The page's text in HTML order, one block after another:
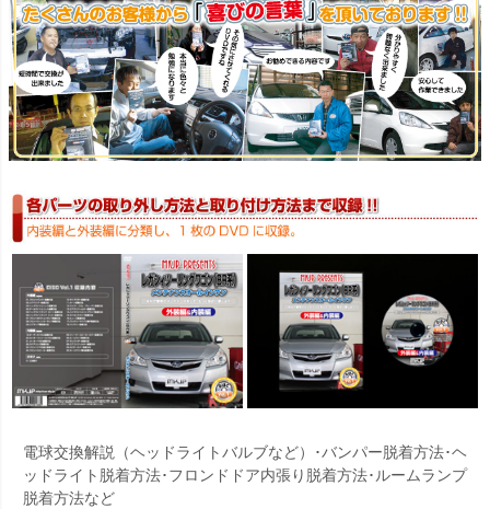
電球交換解説（ヘッドライトバルブなど）･バンパー脱着方法･ヘ
ッドライト脱着方法･フロンドドア内張り脱着方法･ルームランプ
脱着方法など